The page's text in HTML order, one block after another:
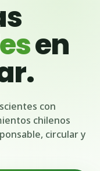
en
con
chilenos
circular y